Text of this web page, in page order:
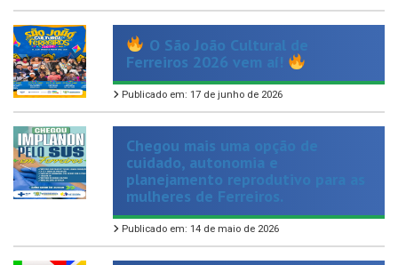
O São João Cultural de
Ferreiros 2026 vem aí!
Publicado em: 17 de junho de 2026
Chegou mais uma opção de
cuidado, autonomia e
planejamento reprodutivo para as
mulheres de Ferreiros.
Publicado em: 14 de maio de 2026
Plantão TIRA-DÚVIDAS